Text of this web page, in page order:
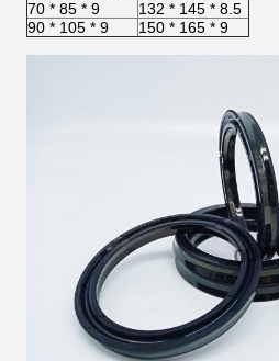
70 * 85 * 9
132 * 145 * 8.5
90 * 105 * 9
150 * 165 * 9